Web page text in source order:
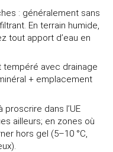
: généralement sans
En terrain humide,
tout apport d’eau en
tempéré avec drainage
+ emplacement
dans l’UE
ailleurs; en zones où
hors gel (5–10 °C,